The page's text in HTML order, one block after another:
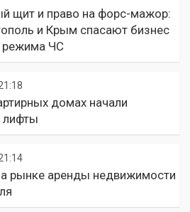
щит и право на форс-мажор:
и Крым спасают бизнес
режима ЧС
домах начали
лифты
рынке аренды недвижимости